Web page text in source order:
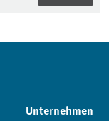
Unternehmen